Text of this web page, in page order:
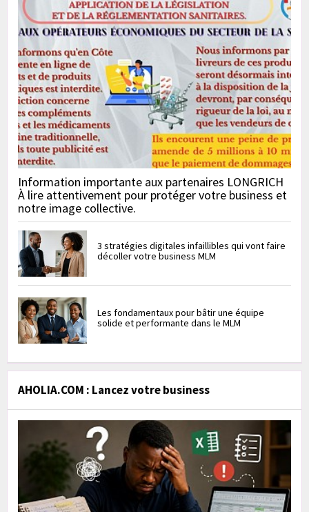
Information importante aux partenaires LONGRICH
À lire attentivement pour protéger votre business et
notre image collective.
3 stratégies digitales infaillibles qui vont faire
décoller votre business MLM
Les fondamentaux pour bâtir une équipe
solide et performante dans le MLM
AHOLIA.COM : Lancez votre business